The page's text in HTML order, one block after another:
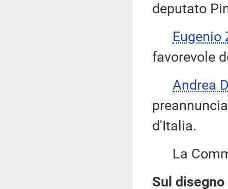
deputato
Eugenio
favorevole
Andrea
d'Italia.
La
Sul